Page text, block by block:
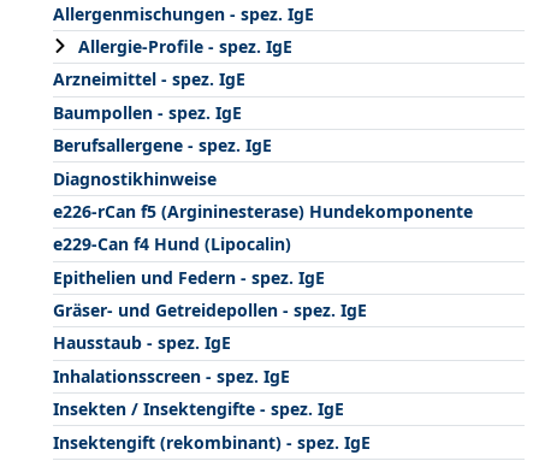
Allergenmischungen - spez. IgE
Allergie-Profile - spez. IgE
Arzneimittel - spez. IgE
Baumpollen - spez. IgE
Berufsallergene - spez. IgE
Diagnostikhinweise
e226-rCan f5 (Argininesterase) Hundekomponente
e229-Can f4 Hund (Lipocalin)
Epithelien und Federn - spez. IgE
Gräser- und Getreidepollen - spez. IgE
Hausstaub - spez. IgE
Inhalationsscreen - spez. IgE
Insekten / Insektengifte - spez. IgE
Insektengift (rekombinant) - spez. IgE